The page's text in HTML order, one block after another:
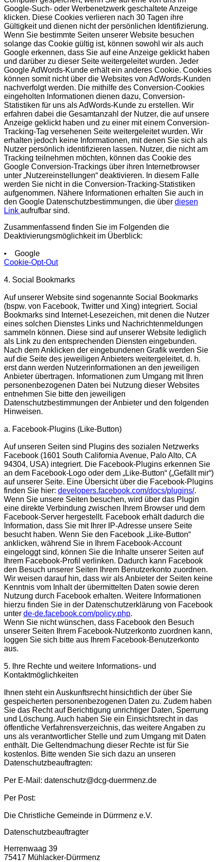
Google-Such- oder Werbenetzwerk geschaltete Anzeige
klicken. Diese Cookies verlieren nach 30 Tagen ihre
Gültigkeit und dienen nicht der persönlichen Identifizierung.
Wenn Sie bestimmte Seiten unserer Website besuchen
solange das Cookie gültig ist, können sowohl wir als auch
Google erkennen, dass Sie auf eine Anzeige geklickt haben
und darüber zu dieser Seite weitergeleitet wurden. Jeder
Google AdWords-Kunde erhält ein anderes Cookie. Cookies
können somit nicht über die Websites von AdWords-Kunden
nachverfolgt werden. Die mithilfe des Conversion-Cookies
eingeholten Informationen dienen dazu, Conversion-
Statistiken für uns als AdWords-Kunde zu erstellen. Wir
erfahren dabei die Gesamtanzahl der Nutzer, die auf unsere
Anzeige geklickt haben und zu einer mit einem Conversion-
Tracking-Tag versehenen Seite weitergeleitet wurden. Wir
erhalten jedoch keine Informationen, mit denen Sie sich als
Nutzer persönlich identifizieren lassen. Nutzer, die nicht am
Tracking teilnehmen möchten, können das Cookie des
Google Conversion-Trackings über ihren Internetbrowser
unter „Nutzereinstellungen“ deaktivieren. In diesem Falle
werden Sie nicht in die Conversion-Tracking-Statistiken
aufgenommen. Nähere Informationen erhalten Sie auch in
den Google Datenschutzbestimmungen, die über diesen
Link aufrufbar sind.
Zusammenfassend finden Sie im Folgenden die
Deaktivierungsmöglichkeit im Überblick:
• Google
Cookie-Opt-Out
4. Social Bookmarks
Auf unserer Website sind sogenannte Social Bookmarks
(bspw. von Facebook, Twitter und Xing) integriert. Social
Bookmarks sind Internet-Lesezeichen, mit denen die Nutzer
eines solchen Dienstes Links und Nachrichtenmeldungen
sammeln können. Diese sind auf unserer Website lediglich
als Link zu den entsprechenden Diensten eingebunden.
Nach dem Anklicken der eingebundenen Grafik werden Sie
auf die Seite des jeweiligen Anbieters weitergeleitet, d. h.
erst dann werden Nutzerinformationen an den jeweiligen
Anbieter übertragen. Informationen zum Umgang mit Ihren
personenbezogenen Daten bei Nutzung dieser Websites
entnehmen Sie bitte den jeweiligen
Datenschutzbestimmungen der Anbieter und den folgenden
Hinweisen.
a. Facebook-Plugins (Like-Button)
Auf unseren Seiten sind Plugins des sozialen Netzwerks
Facebook (1601 South California Avenue, Palo Alto, CA
94304, USA) integriert. Die Facebook-Plugins erkennen Sie
an dem Facebook-Logo oder dem „Like-Button“ („Gefällt mir“)
auf unserer Seite. Eine Übersicht über die Facebook-Plugins
finden Sie hier: developers.facebook.com/docs/plugins/.
Wenn Sie unsere Seiten besuchen, wird über das Plugin
eine direkte Verbindung zwischen Ihrem Browser und dem
Facebook-Server hergestellt. Facebook erhält dadurch die
Information, dass Sie mit Ihrer IP-Adresse unsere Seite
besucht haben. Wenn Sie den Facebook „Like-Button“
anklicken, während Sie in Ihrem Facebook-Account
eingeloggt sind, können Sie die Inhalte unserer Seiten auf
Ihrem Facebook-Profil verlinken. Dadurch kann Facebook
den Besuch unserer Seiten Ihrem Benutzerkonto zuordnen.
Wir weisen darauf hin, dass wir als Anbieter der Seiten keine
Kenntnis vom Inhalt der übermittelten Daten sowie deren
Nutzung durch Facebook erhalten. Weitere Informationen
hierzu finden Sie in der Datenschutzerklärung von Facebook
unter de-de.facebook.com/policy.php.
Wenn Sie nicht wünschen, dass Facebook den Besuch
unserer Seiten Ihrem Facebook-Nutzerkonto zuordnen kann,
loggen Sie sich bitte aus Ihrem Facebook-Benutzerkonto
aus.
5. Ihre Rechte und weitere Informations- und
Kontaktmöglichkeiten
Ihnen steht ein Auskunftsrecht hinsichtlich der über Sie
gespeicherten personenbezogenen Daten zu. Zudem haben
Sie das Recht auf Berichtigung unrichtiger Daten, Sperrung
und Löschung. Auch haben Sie ein Einsichtsrecht in das
öffentliche Verfahrensverzeichnis, das weitere Angaben zu
uns als verantwortlicher Stelle und zum Umgang mit Daten
enthält. Die Geltendmachung dieser Rechte ist für Sie
kostenlos. Bitte wenden Sie sich dazu an unseren
Datenschutzbeauftragten:
Per E-Mail: datenschutz@dcg-duerrmenz.de
Per Post:
Die Christliche Gemeinde in Dürrmenz e.V.
Datenschutzbeauftragter
Herrenwaag 39
75417 Mühlacker-Dürrmenz